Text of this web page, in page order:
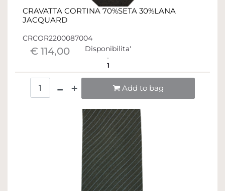
CRAVATTA CORTINA 70%SETA 30%LANA
JACQUARD
CRCOR2200087004
€ 114,00 Disponibilita'
1
Add to bag